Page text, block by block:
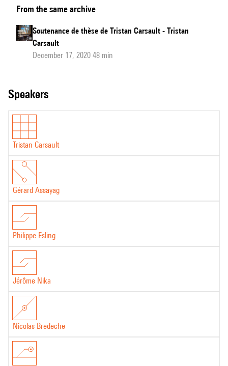
de
thèse
de
Tristan
Questions
du
Jury
From the same archive
Soutenance de thèse de Tristan Carsault - Tristan
Carsault
December 17, 2020 48 min
speakers
Tristan Carsault
Gérard Assayag
Philippe Esling
Jérôme Nika
Nicolas Bredeche